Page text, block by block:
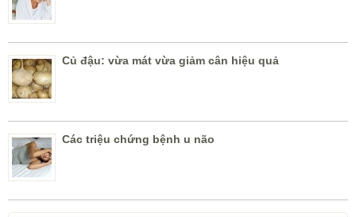
Củ đậu: vừa mát vừa giảm cân hiệu quả
Các triệu chứng bệnh u não